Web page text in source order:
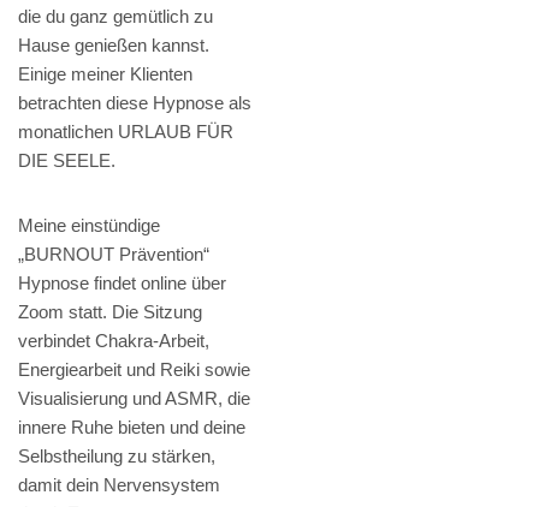
die du ganz gemütlich zu
Hause genießen kannst.
Einige meiner Klienten
betrachten diese Hypnose als
monatlichen URLAUB FÜR
DIE SEELE.
Meine einstündige
„BURNOUT Prävention“
Hypnose findet online über
Zoom statt. Die Sitzung
verbindet Chakra-Arbeit,
Energiearbeit und Reiki sowie
Visualisierung und ASMR, die
innere Ruhe bieten und deine
Selbstheilung zu stärken,
damit dein Nervensystem